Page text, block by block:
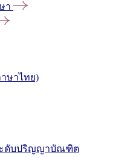
า
ษาไทย)
ะดับปริญญาบัณฑิต